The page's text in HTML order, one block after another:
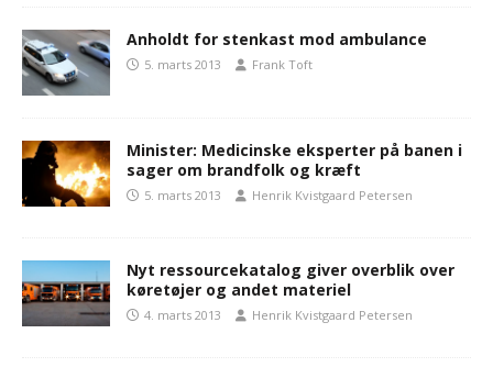
Anholdt for stenkast mod ambulance
5. marts 2013 Frank Toft
Minister: Medicinske eksperter på banen i
sager om brandfolk og kræft
5. marts 2013 Henrik Kvistgaard Petersen
Nyt ressourcekatalog giver overblik over
køretøjer og andet materiel
4. marts 2013 Henrik Kvistgaard Petersen